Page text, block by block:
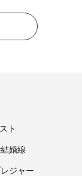
ト
婚線
ジャー